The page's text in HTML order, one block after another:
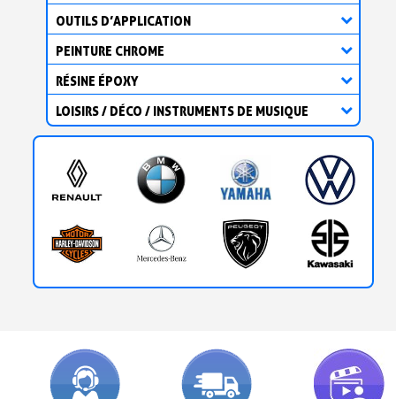
OUTILS D’APPLICATION
PEINTURE CHROME
RÉSINE ÉPOXY
LOISIRS / DÉCO / INSTRUMENTS DE MUSIQUE